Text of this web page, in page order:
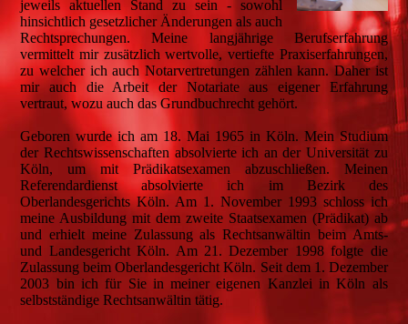
jeweils aktuellen Stand zu sein - sowohl
hinsichtlich gesetzlicher Änderungen als auch
Rechtsprechungen. Meine langjährige Berufserfahrung
vermittelt mir zusätzlich wertvolle, vertiefte Praxiserfahrungen,
zu welcher ich auch Notarvertretungen zählen kann. Daher ist
mir auch die Arbeit der Notariate aus eigener Erfahrung
vertraut, wozu auch das Grundbuchrecht gehört.
Geboren wurde ich am 18. Mai 1965 in Köln. Mein Studium
der Rechtswissenschaften absolvierte ich an der Universität zu
Köln, um mit Prädikatsexamen abzuschließen. Meinen
Referendardienst absolvierte ich im Bezirk des
Oberlandesgerichts Köln. Am 1. November 1993 schloss ich
meine Ausbildung mit dem zweite Staatsexamen (Prädikat) ab
und erhielt meine Zulassung als Rechtsanwältin beim Amts-
und Landesgericht Köln. Am 21. Dezember 1998 folgte die
Zulassung beim Oberlandesgericht Köln. Seit dem 1. Dezember
2003 bin ich für Sie in meiner eigenen Kanzlei in Köln als
selbstständige Rechtsanwältin tätig.